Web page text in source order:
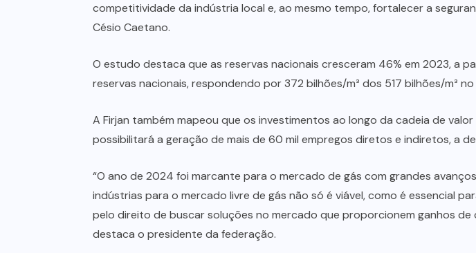
competitividade da indústria local e, ao mesmo tempo, fortalecer a
Césio Caetano.
O estudo destaca que as reservas nacionais cresceram 46% em 2023, a
reservas nacionais, respondendo por 372 bilhões/m³ dos 517 bilhões/m³ no
A Firjan também mapeou que os investimentos ao longo da cadeia de
possibilitará a geração de mais de 60 mil empregos diretos e indiretos, a
“O ano de 2024 foi marcante para o mercado de gás com grandes
indústrias para o mercado livre de gás não só é viável, como é essencial
pelo direito de buscar soluções no mercado que proporcionem ganhos
destaca o presidente da federação.